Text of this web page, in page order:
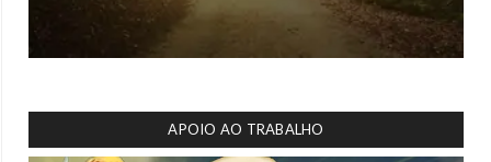
APOIO AO TRABALHO